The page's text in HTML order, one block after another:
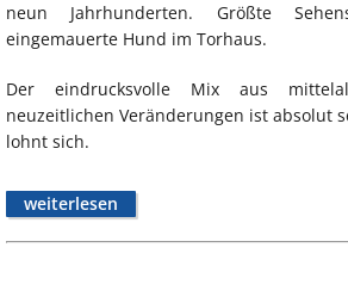
neun Jahrhunderten. Größte
eingemauerte Hund im Torhaus.
Der eindrucksvolle Mix aus
neuzeitlichen Veränderungen ist absolut
lohnt sich.
weiterlesen